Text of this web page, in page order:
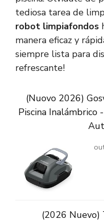
tediosa tarea de
robot limpiafondos
manera eficaz y
siempre lista para
refrescante!
(Nuovo 2026)
Piscina Inalámbrico
(2026 Nuevo)